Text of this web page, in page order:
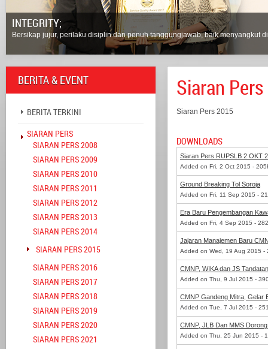
Integrity;
Bersikap jujur, perilaku disiplin dan penuh tanggungjawab, baik menyangkut
BERITA & EVENT
BERITA TERKINI
SIARAN PERS
SIARAN PERS 2008
SIARAN PERS 2009
SIARAN PERS 2010
SIARAN PERS 2011
SIARAN PERS 2012
SIARAN PERS 2013
SIARAN PERS 2014
SIARAN PERS 2015
SIARAN PERS 2016
SIARAN PERS 2017
SIARAN PERS 2018
SIARAN PERS 2019
SIARAN PERS 2020
SIARAN PERS 2021
Siaran
Siaran Pers 2015
DOWNLOADS
Siaran Pers RUPSLB 2 OKT
Added on Fri, 2 Oct 2015 -
Ground Breaking Tol Soroja
Added on Fri, 11 Sep 2015 -
Era Baru Pengembangan
Added on Fri, 4 Sep 2015 -
Jajaran Manajemen Baru
Added on Wed, 19 Aug 2015 -
CMNP, WIKA dan JS
Added on Thu, 9 Jul 2015 -
CMNP Gandeng Mitra, Gelar
Added on Tue, 7 Jul 2015 -
CMNP, JLB Dan MMS
Added on Thu, 25 Jun 2015 -